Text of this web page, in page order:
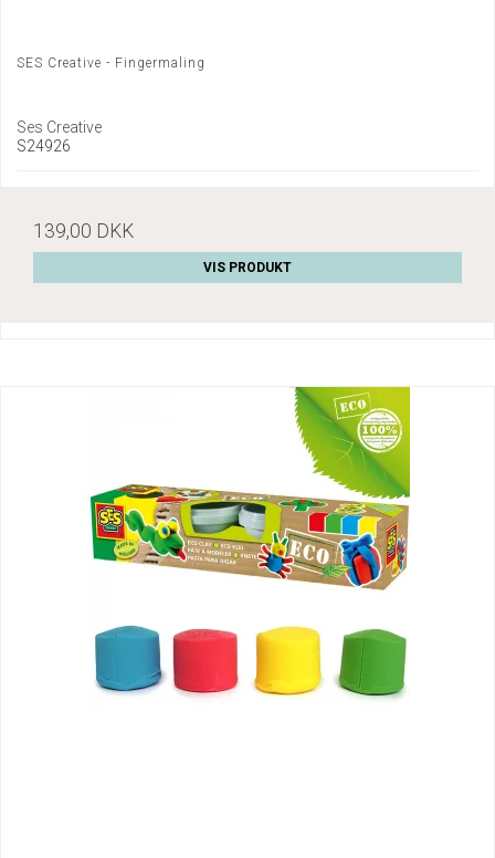
SES Creative - Fingermaling
Ses Creative
S24926
139,00 DKK
VIS PRODUKT